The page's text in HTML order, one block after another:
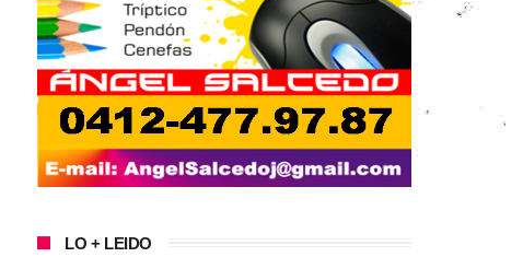
LO + LEIDO